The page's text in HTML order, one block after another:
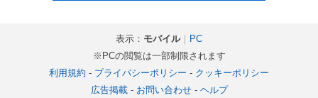
表示： モバイル｜ PC
※PCの閲覧は一部制限されます
利用規約 - プライバシーポリシー - クッキーポリシー
広告掲載- お問い合わせ- ヘルプ